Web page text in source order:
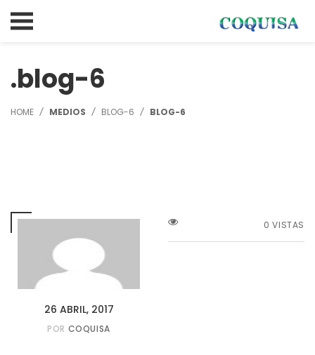
blog-6
HOME MEDIOS BLOG-6 BLOG-6
26 ABRIL, 2017
POR COQUISA
0 VISTAS